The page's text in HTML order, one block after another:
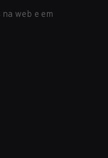
na web e em